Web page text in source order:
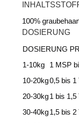
100%
DOSIERUNG
DOSIERUNG
1-10kg
1 MSP
10-20kg0,5 bis 1
20-30kg1 bis 1,5
30-40kg1,5 bis 2